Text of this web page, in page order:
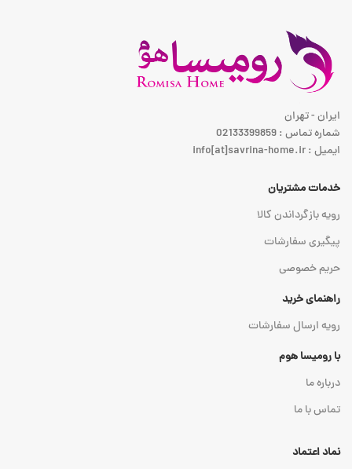
ایران - تهران
شماره تماس : 02133399859
ایمیل : info[at]savrina-home.ir
خدمات مشتریان
رویه بازگرداندن کالا
پیگیری سفارشات
حریم خصوصی
راهنمای خرید
رویه ارسال سفارشات
با رومیسا هوم
درباره ما
تماس با ما
نماد اعتماد